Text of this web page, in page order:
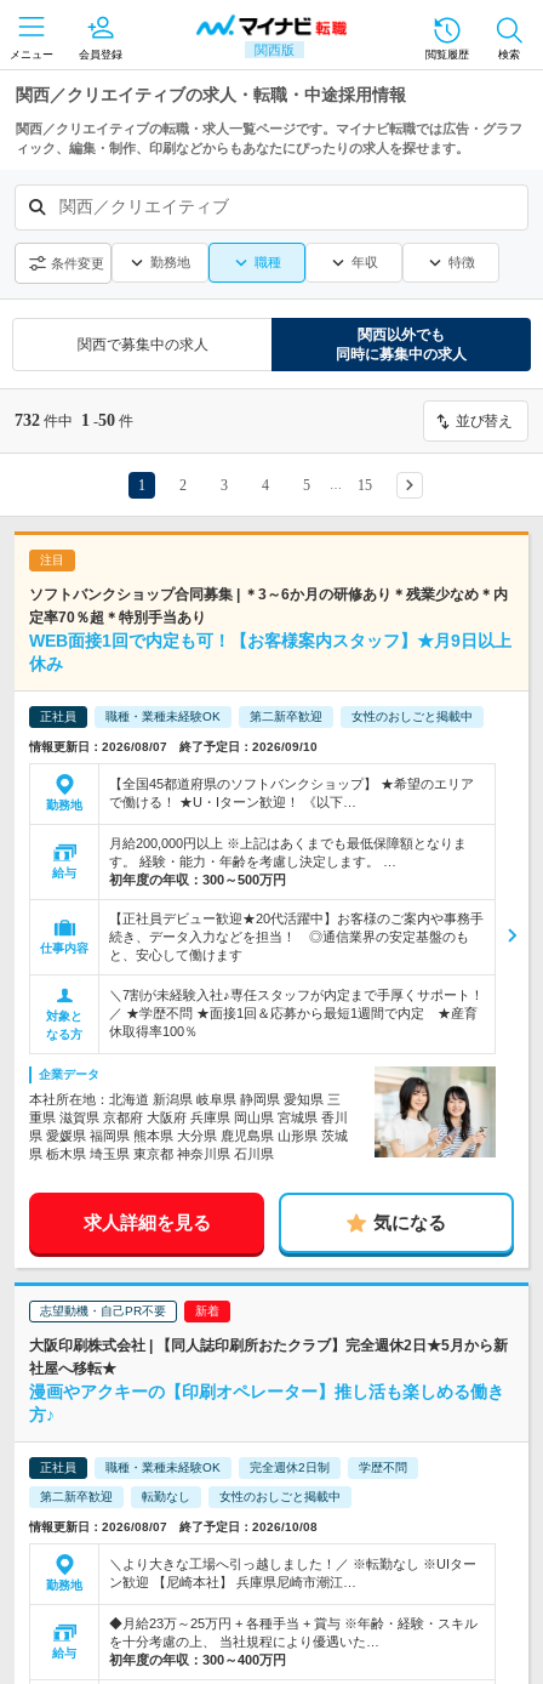
関西版
メニュー 会員登録 閲覧履歴 検索
関西／クリエイティブの求人・転職・中途採用情報
関西／クリエイティブの転職・求人一覧ページです。マイナビ転職では広告・グラフ
ィック、編集・制作、印刷などからもあなたにぴったりの求人を探せます。
関西／クリエイティブ
条件変更 勤務地 職種 年収 特徴
関西で募集中の求人
関西以外でも
同時に募集中の求人
732 件中 1 -50 件 並び替え
1 2 3 4 5 15
ソフトバンクショップ合同募集 | ＊3～6か月の研修あり＊残業少なめ＊内
定率70％超＊特別手当あり
WEB面接1回で内定も可！【お客様案内スタッフ】★月9日以上
休み
正社員 職種・業種未経験OK 第二新卒歓迎 女性のおしごと掲載中
情報更新日：2026/08/07 終了予定日：2026/09/10
勤務地
【全国45都道府県のソフトバンクショップ】 ★希望のエリア
で働ける！ ★U・Iターン歓迎！ 《以下…
給与
月給200,000円以上 ※上記はあくまでも最低保障額となりま
す。 経験・能力・年齢を考慮し決定します。 …
初年度の年収： 300～500万円
仕事内容
【正社員デビュー歓迎★20代活躍中】お客様のご案内や事務手
続き、データ入力などを担当！ ◎通信業界の安定基盤のも
と、安心して働けます
対象と
なる方
＼7割が未経験入社♪専任スタッフが内定まで手厚くサポート！
／ ★学歴不問 ★面接1回＆応募から最短1週間で内定 ★産育
休取得率100％
企業データ
本社所在地：北海道 新潟県 岐阜県 静岡県 愛知県 三
重県 滋賀県 京都府 大阪府 兵庫県 岡山県 宮城県 香川
県 愛媛県 福岡県 熊本県 大分県 鹿児島県 山形県 茨城
県 栃木県 埼玉県 東京都 神奈川県 石川県
求人詳細を見る 気になる
志望動機・自己PR不要
大阪印刷株式会社 | 【同人誌印刷所おたクラブ】完全週休2日★5月から新
社屋へ移転★
漫画やアクキーの【印刷オペレーター】推し活も楽しめる働き
方♪
正社員 職種・業種未経験OK 完全週休2日制 学歴不問
第二新卒歓迎 転勤なし 女性のおしごと掲載中
情報更新日：2026/08/07 終了予定日：2026/10/08
勤務地
＼より大きな工場へ引っ越しました！／ ※転勤なし ※UIター
ン歓迎 【尼崎本社】 兵庫県尼崎市潮江…
給与
◆月給23万～25万円 + 各種手当 + 賞与 ※年齢・経験・スキル
を十分考慮の上、 当社規程により優遇いた…
初年度の年収： 300～400万円